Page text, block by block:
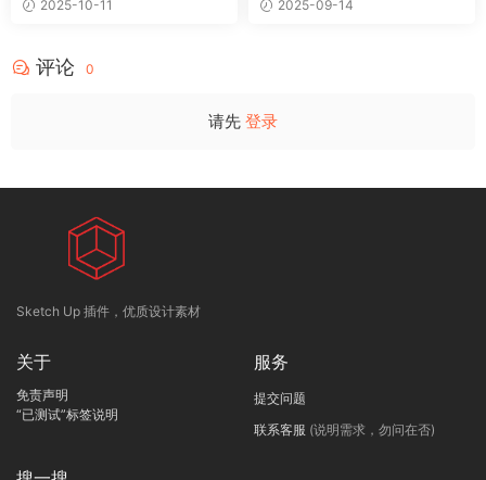
2025-10-11 2025-09-14
评论 0
请先 登录
Sketch Up 插件，优质设计素材
关于
免责声明
“已测试”标签说明
服务
提交问题
联系客服 (说明需求，勿问在否)